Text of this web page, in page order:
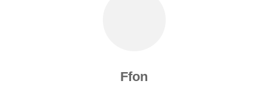
Ffon